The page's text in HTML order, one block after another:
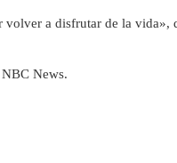
volver a disfrutar de la vida»,
News.